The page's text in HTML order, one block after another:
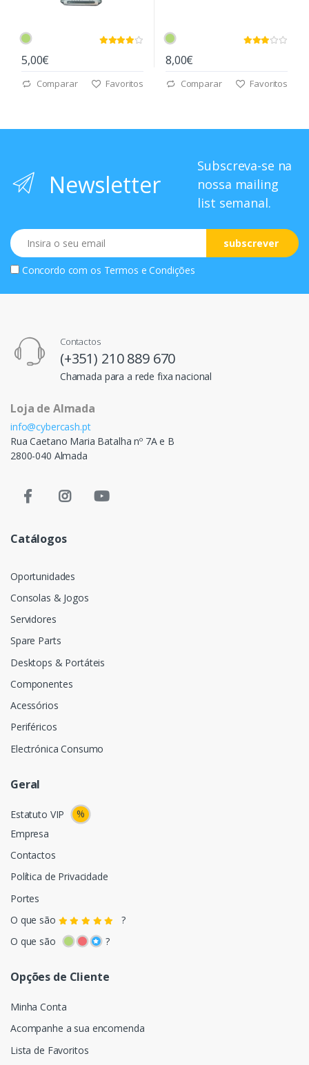
5,00€
Comparar Favoritos
8,00€
Comparar Favoritos
Newsletter
Subscreva-se na
nossa mailing
list semanal.
Email
subscrever
Concordo com os Termos e Condições
Contactos
(+351) 210 889 670
Chamada para a rede fixa nacional
Loja de Almada
info@cybercash.pt
Rua Caetano Maria Batalha nº 7A e B
2800-040 Almada
Catálogos
Oportunidades
Consolas & Jogos
Servidores
Spare Parts
Desktops & Portáteis
Componentes
Acessórios
Periféricos
Electrónica Consumo
Geral
Estatuto VIP
%
Empresa
Contactos
Política de Privacidade
Portes
O que são
?
O que são
?
Opções de Cliente
Minha Conta
Acompanhe a sua encomenda
Lista de Favoritos